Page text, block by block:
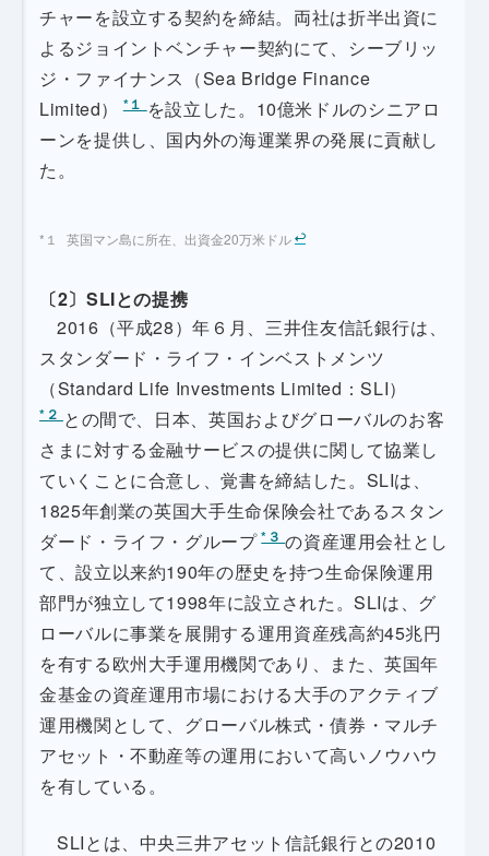
チャーを設立する契約を締結。両社は折半出資に
よるジョイントベンチャー契約にて、シーブリッ
ジ・ファイナンス（Sea Bridge Finance
Limited）
*１ を設立した。10億米ドルのシニアロ
ーンを提供し、国内外の海運業界の発展に貢献し
た。
英国マン島に所在、出資金20万米ドル
〔2〕SLIとの提携
2016（平成28）年６月、三井住友信託銀行は、
スタンダード・ライフ・インベストメンツ
（Standard Life Investments Limited：SLI）
*２ との間で、日本、英国およびグローバルのお客
さまに対する金融サービスの提供に関して協業し
ていくことに合意し、覚書を締結した。SLIは、
1825年創業の英国大手生命保険会社であるスタン
ダード・ライフ・グループ *３ の資産運用会社とし
て、設立以来約190年の歴史を持つ生命保険運用
部門が独立して1998年に設立された。SLIは、グ
ローバルに事業を展開する運用資産残高約45兆円
を有する欧州大手運用機関であり、また、英国年
金基金の資産運用市場における大手のアクティブ
運用機関として、グローバル株式・債券・マルチ
アセット・不動産等の運用において高いノウハウ
を有している。
SLIとは、中央三井アセット信託銀行との2010